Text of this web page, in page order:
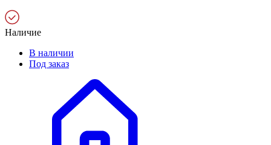
Наличие
В наличии
Под заказ